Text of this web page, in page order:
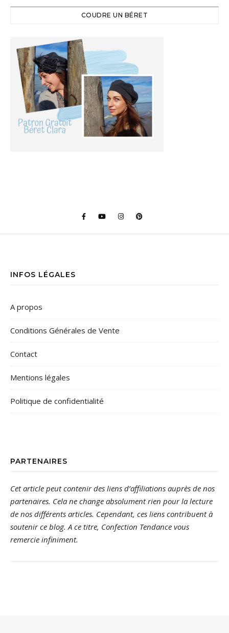
COUDRE UN BÉRET
INFOS LÉGALES
A propos
Conditions Générales de Vente
Contact
Mentions légales
Politique de confidentialité
PARTENAIRES
Cet article peut contenir des liens d’affiliations auprès de nos
partenaires. Cela ne change absolument rien pour la lecture
de nos différents articles. Cependant, ces liens contribuent à
soutenir ce blog. A ce titre, Confection Tendance vous
remercie infiniment.